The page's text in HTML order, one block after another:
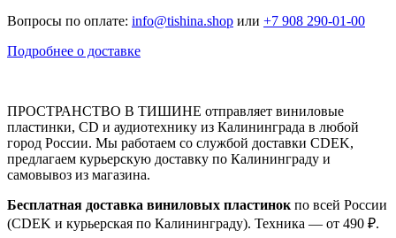
Вопросы по оплате: info@tishina.shop или +7 908 290-01-00
Подробнее о доставке
ПРОСТРАНСТВО В ТИШИНЕ отправляет виниловые
пластинки, CD и аудиотехнику из Калининграда в любой
город России. Мы работаем со службой доставки CDEK,
предлагаем курьерскую доставку по Калининграду и
самовывоз из магазина.
Бесплатная доставка виниловых пластинок по всей России
(CDEK и курьерская по Калининграду). Техника — от 490 ₽.